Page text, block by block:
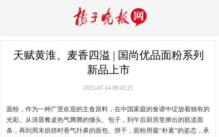
天赋黄淮、麦香四溢 | 国尚优品面粉系列
新品上市
2025-07-14 09:42:25
面粉，作为一种广受欢迎的主食原料，在中国家庭的食谱中绽放着独有的
光彩。从清晨餐桌热气腾腾的馒头、包子，到午后厨房里擀出的筋道面
条，再到周末烘焙时香气扑鼻的面包、饼干，面粉用最“朴素”的姿态，承